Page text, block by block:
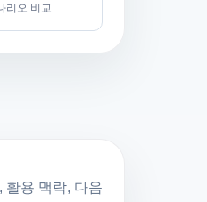
리오 비교
활용 맥락, 다음